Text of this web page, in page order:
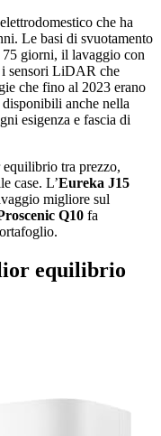
che ha
Le basi di svuotamento
75 giorni, il lavaggio con
i sensori LiDAR che
che fino al 2023 erano
anche nella
esigenza e fascia di
tra prezzo,
case. L’Eureka J15
migliore sul
Q10 fa
equilibrio